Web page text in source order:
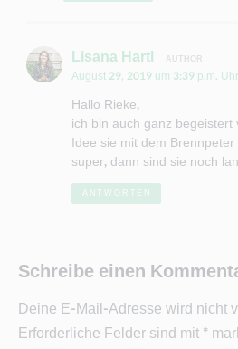
Lisana Hartl sagt:
August 29, 2019 um 3:39 p.m. Uhr
Hallo Rieke,
ich bin auch ganz
Idee sie mit dem
super, dann sind sie noch
ANTWORTEN
Schreibe einen
Deine E-Mail-Adresse wird nicht
Erforderliche Felder sind mit*